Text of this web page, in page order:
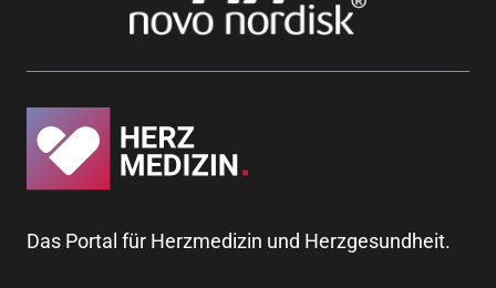
Das Portal für Herzmedizin und Herzgesundheit.